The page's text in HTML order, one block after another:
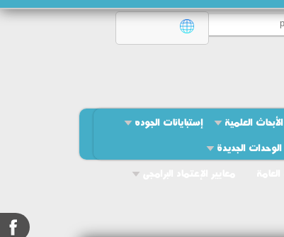
الأبحاث العلمية
إستبايانات الجوده
الوحدات الجديدة